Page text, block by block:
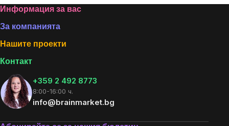
Footer
Информация за вас
За компанията
Нашите проекти
Контакт
+359 2 492 8773
8:00-16:00 ч.
info@brainmarket.bg